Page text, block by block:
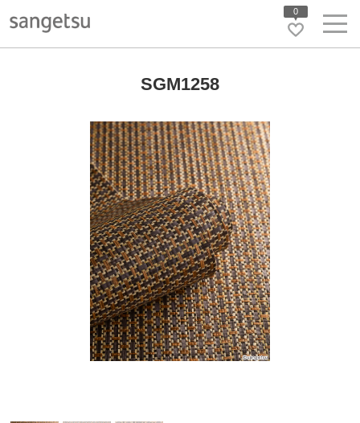
0
SGM1258